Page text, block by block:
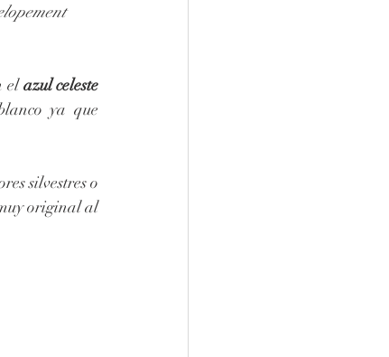
el azul celeste
ya que
silvestres o
original al